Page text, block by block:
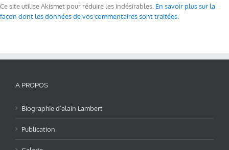
Ce site utilise Akismet pour réduire les indésirables. En savoir plus sur la
façon dont les données de vos commentaires sont traitées
A PROPOS
Biographie d’alain Lambert
Publication